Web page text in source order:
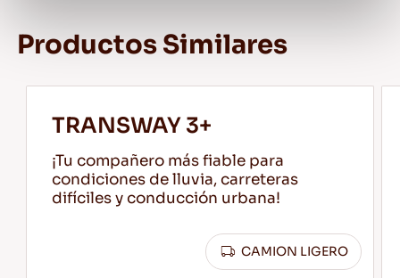
Productos Similares
TRANSWAY 3+
¡Tu compañero más fiable para
condiciones de lluvia, carreteras
difíciles y conducción urbana!
CAMION LIGERO